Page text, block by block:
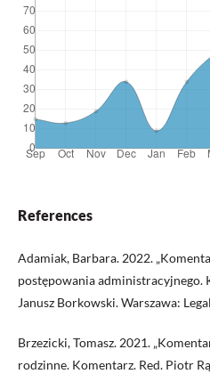
References
Adamiak, Barbara. 2022.
postępowania administracyjnego.
Janusz Borkowski. Warszawa:
Brzezicki, Tomasz. 2021.
rodzinne. Komentarz. Red. Piotr